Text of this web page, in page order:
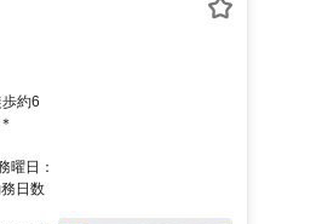
約6
曜日：
日数